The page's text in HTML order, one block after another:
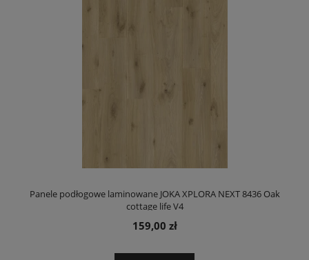
Panele podłogowe laminowane JOKA XPLORA NEXT 8436 Oak
cottage life V4
159,00 zł